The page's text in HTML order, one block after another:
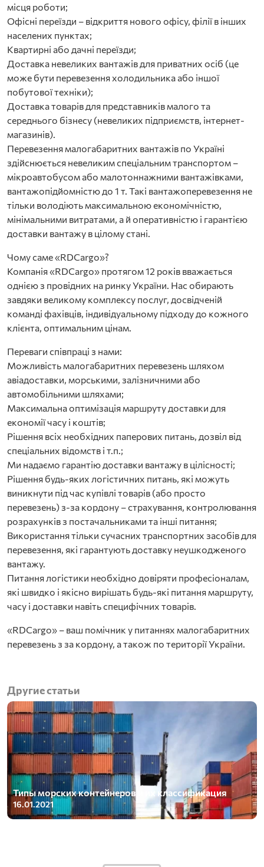
місця роботи;
Офісні переїзди – відкриття нового офісу, філії в інших
населених пунктах;
Квартирні або дачні переїзди;
Доставка невеликих вантажів для приватних осіб (це
може бути перевезення холодильника або іншої
побутової техніки);
Доставка товарів для представників малого та
середнього бізнесу (невеликих підприємств, інтернет-
магазинів).
Перевезення малогабаритних вантажів по Україні
здійснюється невеликим спеціальним транспортом –
мікроавтобусом або малотоннажними вантажівками,
вантажопідйомністю до 1 т. Такі вантажоперевезення не
тільки володіють максимальною економічністю,
мінімальними витратами, а й оперативністю і гарантією
доставки вантажу в цілому стані.
Чому саме «RDCargo»?
Компанія «RDCargo» протягом 12 років вважається
однією з провідних на ринку України. Нас обирають
завдяки великому комплексу послуг, досвідченій
команді фахівців, індивідуальному підходу до кожного
клієнта, оптимальним цінам.
Переваги співпраці з нами:
Можливість малогабаритних перевезень шляхом
авіадоставки, морськими, залізничними або
автомобільними шляхами;
Максимальна оптимізація маршруту доставки для
економії часу і коштів;
Рішення всіх необхідних паперових питань, дозвіл від
спеціальних відомств і т.п.;
Ми надаємо гарантію доставки вантажу в цілісності;
Рішення будь-яких логістичних питань, які можуть
виникнути під час купівлі товарів (або просто
перевезень) з-за кордону – страхування, контролювання
розрахунків з постачальниками та інші питання;
Використання тільки сучасних транспортних засобів для
перевезення, які гарантують доставку неушкодженого
вантажу.
Питання логістики необхідно довіряти професіоналам,
які швидко і якісно вирішать будь-які питання маршруту,
часу і доставки навіть специфічних товарів.
«RDCargo» – ваш помічник у питаннях малогабаритних
перевезень з за кордону, а також по території України.
Другие статьи
Типы морских контейнеров и их классификация
16.01.2021